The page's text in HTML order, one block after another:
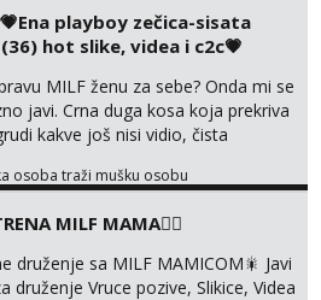
playboy zečica-sisata
hot slike, videa i c2c💗
MILF ženu za sebe? Onda mi se
javi. Crna duga kosa koja prekriva
kakve još nisi vidio, čista
Prave pune usne koje će ti se urezati
spremna za ONLOINE zabavu.
u porukama uz pokoju fotku.
i videa po tvojoj želji te imam
osoba traži mušku osobu
MILF MAMA❤️‍🔥
druženje sa MILF MAMICOM🎇 Javi
druženje Vruce pozive, Slikice, Videa